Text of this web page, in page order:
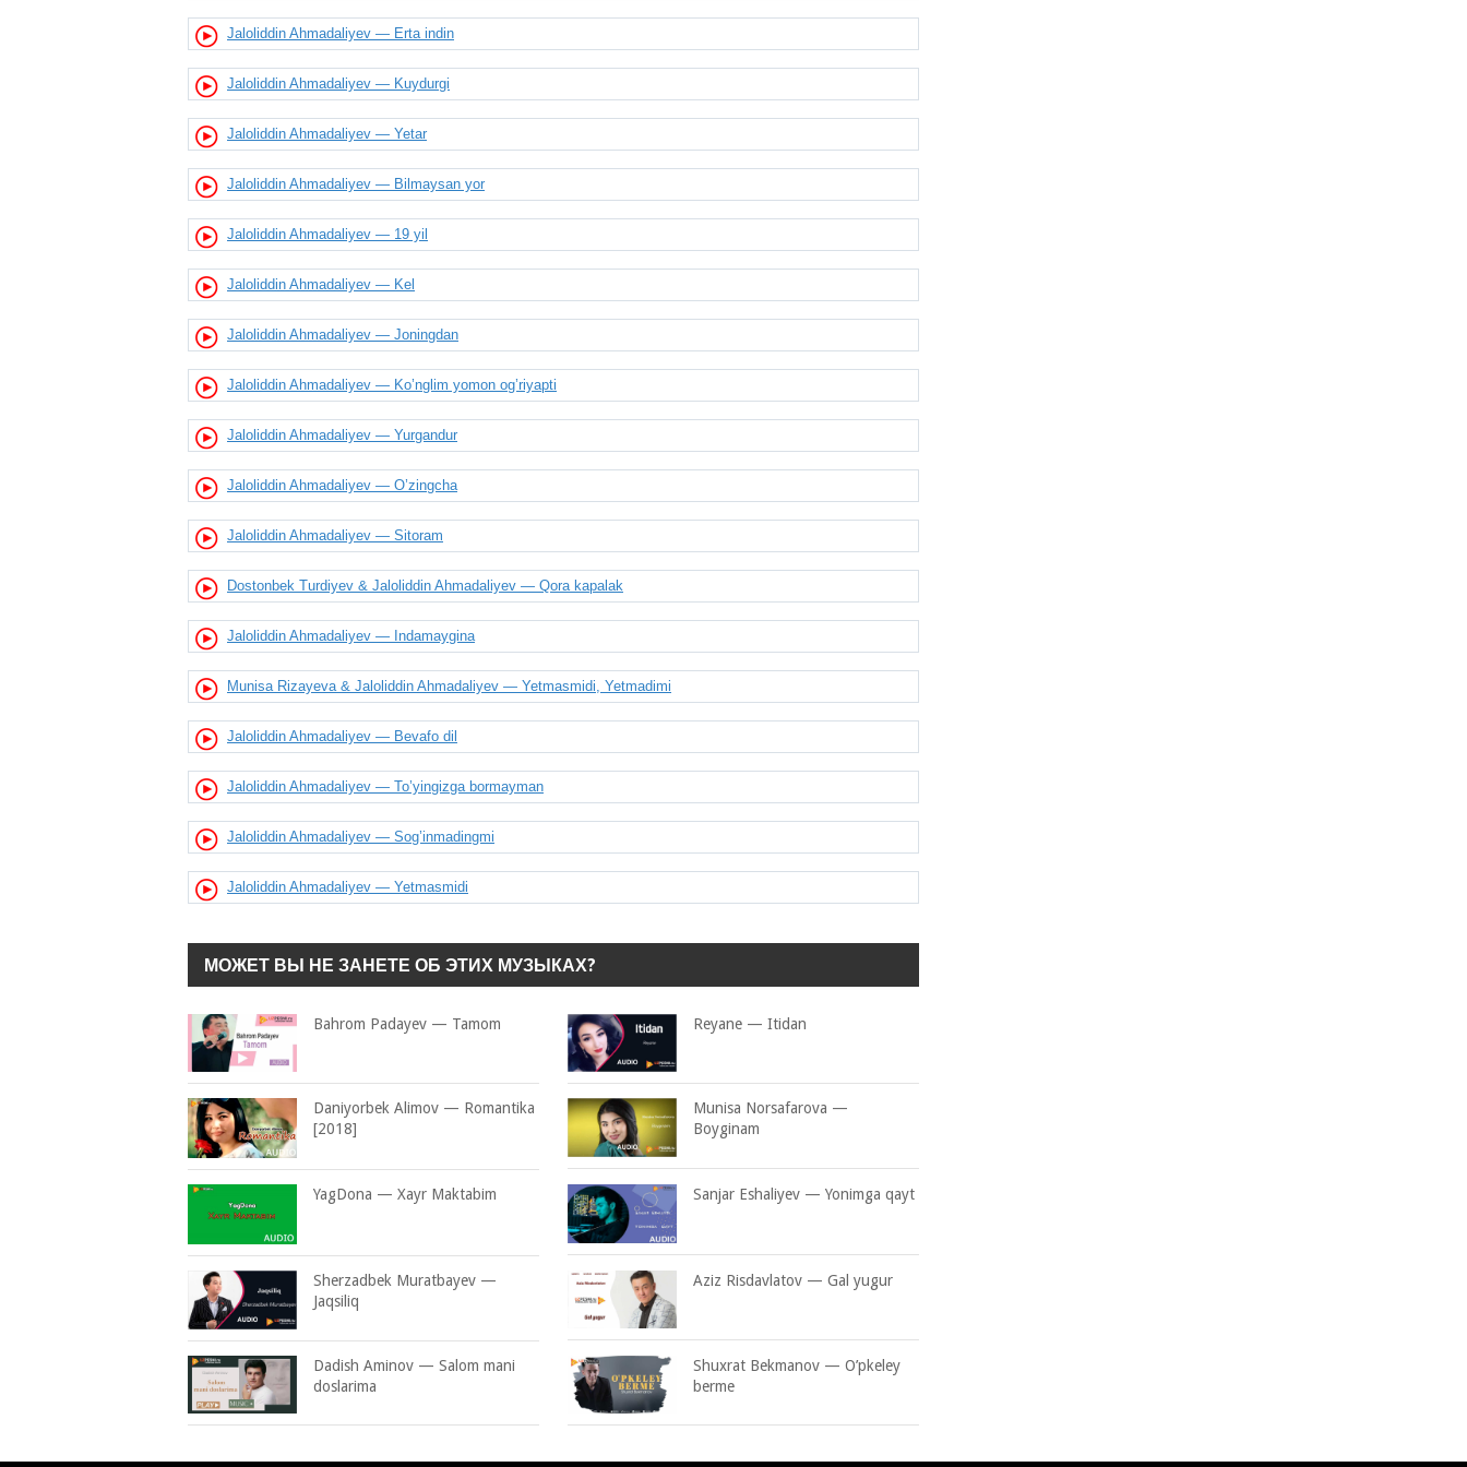
Jaloliddin Ahmadaliyev
O'zim
Bahor chog'i
Jaloliddin Ahmadaliyev
Hudojon
Jaloliddin Ahmadaliyev
Xoqon yagona
Jaloliddin Ahmadaliyev
Ketavering yalinmayman
Jaloliddin Ahmadaliyev
Hudoyimga solib qo'ydim
Jaloliddin Ahmadaliyev
Sevmagan qizlar
Ona nolasi
Jaloliddin Ahmadaliyev
Jaloliddin Ahmadaliyev — Erta indin
Jaloliddin Ahmadaliyev — Kuydurgi
Jaloliddin Ahmadaliyev — Yetar
Jaloliddin Ahmadaliyev — Bilmaysan yor
Jaloliddin Ahmadaliyev — 19 yil
Jaloliddin Ahmadaliyev — Kel
Jaloliddin Ahmadaliyev — Joningdan
Jaloliddin Ahmadaliyev — Ko’nglim yomon og’riyapti
Jaloliddin Ahmadaliyev — Yurgandur
Jaloliddin Ahmadaliyev — O’zingcha
Jaloliddin Ahmadaliyev — Sitoram
Dostonbek Turdiyev & Jaloliddin Ahmadaliyev — Qora kapalak
Jaloliddin Ahmadaliyev — Indamaygina
Munisa Rizayeva & Jaloliddin Ahmadaliyev — Yetmasmidi, Yetmadimi
Jaloliddin Ahmadaliyev — Bevafo dil
Jaloliddin Ahmadaliyev — To’yingizga bormayman
Jaloliddin Ahmadaliyev — Sog’inmadingmi
Jaloliddin Ahmadaliyev — Yetmasmidi
МОЖЕТ ВЫ НЕ ЗАНЕТЕ ОБ ЭТИХ МУЗЫКАХ?
Bahrom Padayev — Tamom Reyane — Itidan
Daniyorbek Alimov — Romantika
[2018]
Munisa Norsafarova —
Boyginam
YagDona — Xayr Maktabim Sanjar Eshaliyev — Yonimga qayt
Sherzadbek Muratbayev —
Jaqsiliq
Aziz Risdavlatov — Gal yugur
Dadish Aminov — Salom mani
doslarima
Shuxrat Bekmanov — O’pkeley
berme